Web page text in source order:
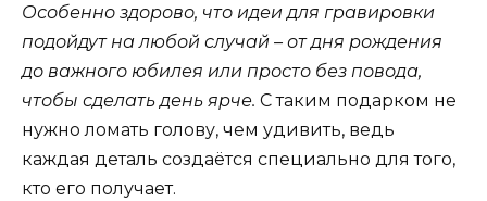
Особенно здорово, что идеи для гравировки
подойдут на любой случай – от дня рождения
до важного юбилея или просто без повода,
чтобы сделать день ярче. С таким подарком не
нужно ломать голову, чем удивить, ведь
каждая деталь создаётся специально для того,
кто его получает.